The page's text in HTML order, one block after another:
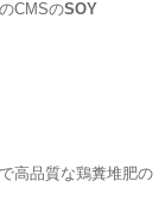
CMSのSOY
高品質な鶏糞堆肥の